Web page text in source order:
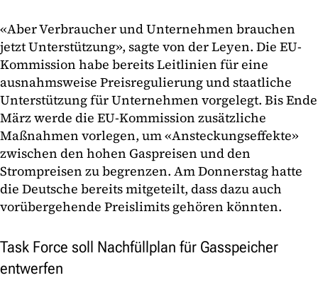
«Aber Verbraucher und Unternehmen brauchen
jetzt Unterstützung», sagte von der Leyen. Die EU-
Kommission habe bereits Leitlinien für eine
ausnahmsweise Preisregulierung und staatliche
Unterstützung für Unternehmen vorgelegt. Bis Ende
März werde die EU-Kommission zusätzliche
Maßnahmen vorlegen, um «Ansteckungseffekte»
zwischen den hohen Gaspreisen und den
Strompreisen zu begrenzen. Am Donnerstag hatte
die Deutsche bereits mitgeteilt, dass dazu auch
vorübergehende Preislimits gehören könnten.
Task Force soll Nachfüllplan für Gasspeicher
entwerfen